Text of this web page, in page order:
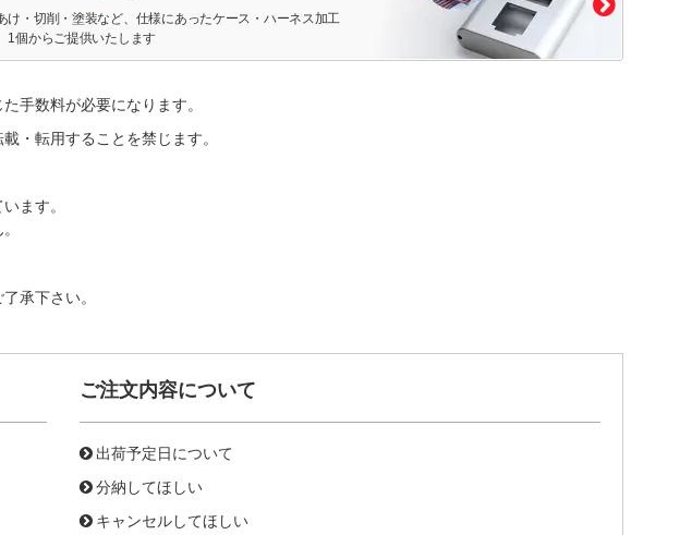
け・切削・塗装など、仕様にあったケース・ハーネス加工
1個からご提供いたします
手数料が必要になります。
・転用することを禁じます。
ます。
承下さい。
ご注文内容について
出荷予定日について
分納してほしい
キャンセルしてほしい